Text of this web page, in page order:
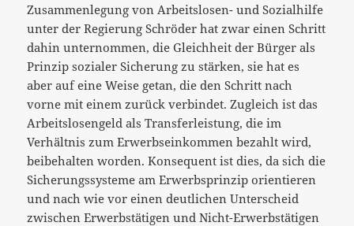
Zusammenlegung von Arbeitslosen- und Sozialhilfe
unter der Regierung Schröder hat zwar einen Schritt
dahin unternommen, die Gleichheit der Bürger als
Prinzip sozialer Sicherung zu stärken, sie hat es
aber auf eine Weise getan, die den Schritt nach
vorne mit einem zurück verbindet. Zugleich ist das
Arbeitslosengeld als Transferleistung, die im
Verhältnis zum Erwerbseinkommen bezahlt wird,
beibehalten worden. Konsequent ist dies, da sich die
Sicherungssysteme am Erwerbsprinzip orientieren
und nach wie vor einen deutlichen Unterscheid
zwischen Erwerbstätigen und Nicht-Erwerbstätigen